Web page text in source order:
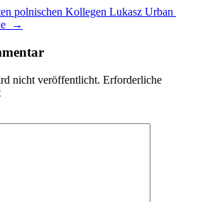
polnischen Kollegen Lukasz Urban
→
nicht veröffentlicht. Erforderliche